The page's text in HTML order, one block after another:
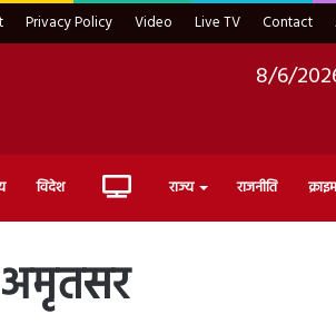
Privacy Policy Video Live TV Contact
8/6/
विदेश Live राज्य राजनीति क्राइम